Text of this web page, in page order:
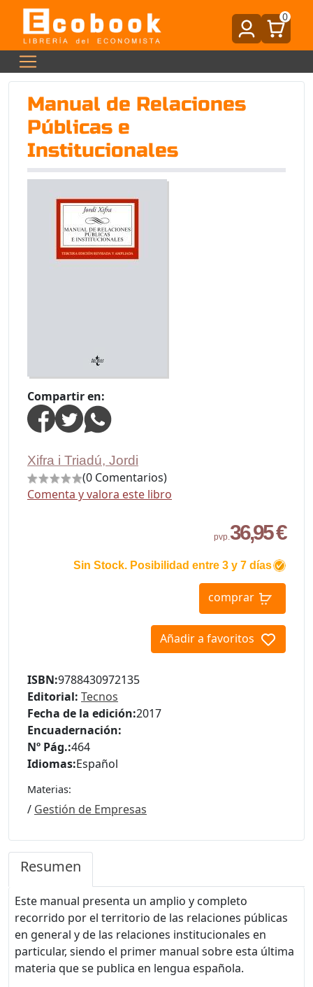
0
Manual de Relaciones
Públicas e
Institucionales
Compartir en:
Xifra i Triadú, Jordi
(0 Comentarios)
Comenta y valora este libro
pvp.36,95 €
Sin Stock. Posibilidad entre 3 y 7 días
comprar
Añadir a favoritos
ISBN:9788430972135
Editorial: Tecnos
Fecha de la edición:2017
Encuadernación:
Nº Pág.:464
Idiomas:Español
Materias:
/ Gestión de Empresas
Resumen
Este manual presenta un amplio y completo
recorrido por el territorio de las relaciones públicas
en general y de las relaciones institucionales en
particular, siendo el primer manual sobre esta última
materia que se publica en lengua española.